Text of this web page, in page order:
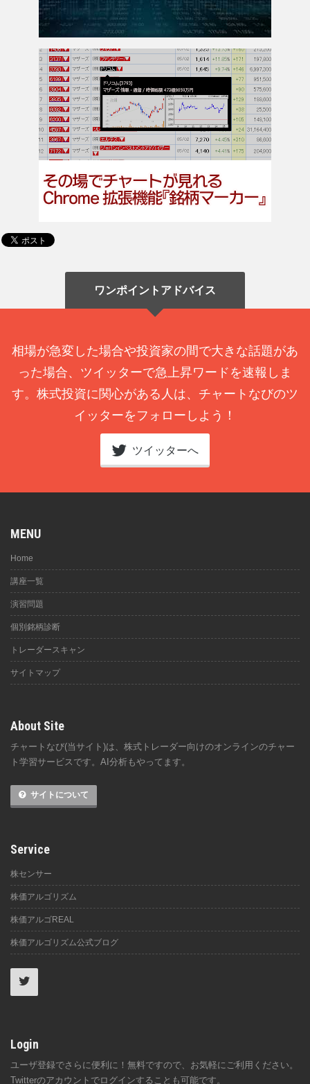
ワンポイントアドバイス
相場が急変した場合や投資家の間で大きな話題があ
った場合、ツイッターで急上昇ワードを速報しま
す。株式投資に関心がある人は、チャートなびのツ
イッターをフォローしよう！
ツイッターへ
MENU
Home
講座一覧
演習問題
個別銘柄診断
トレーダースキャン
サイトマップ
About Site
チャートなび(当サイト)は、株式トレーダー向けのオンラインのチャー
ト学習サービスです。AI分析もやってます。
サイトについて
Service
株センサー
株価アルゴリズム
株価アルゴREAL
株価アルゴリズム公式ブログ
Login
ユーザ登録でさらに便利に！無料ですので、お気軽にご利用ください。
Twitterのアカウントでログインすることも可能です。